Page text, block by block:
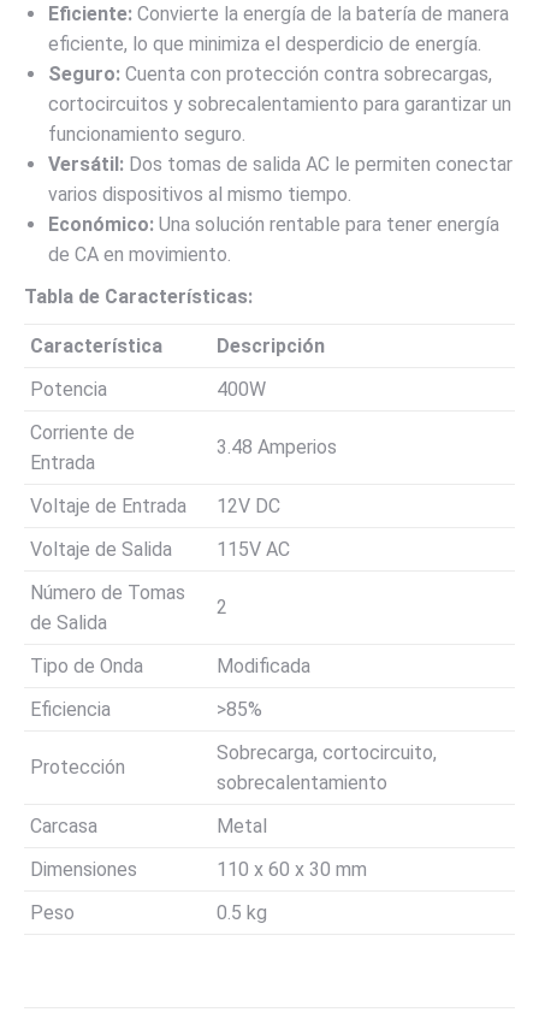
Eficiente: Convierte la energía de la batería de manera
eficiente, lo que minimiza el desperdicio de energía.
Seguro: Cuenta con protección contra sobrecargas,
cortocircuitos y sobrecalentamiento para garantizar un
funcionamiento seguro.
Versátil: Dos tomas de salida AC le permiten conectar
varios dispositivos al mismo tiempo.
Económico: Una solución rentable para tener energía
de CA en movimiento.
Tabla de Características:
Característica
Descripción
Potencia
400W
Corriente de
Entrada
3.48 Amperios
Voltaje de Entrada
12V DC
Voltaje de Salida
115V AC
Número de Tomas
de Salida
2
Tipo de Onda
Modificada
Eficiencia
>85%
Protección
Sobrecarga, cortocircuito,
sobrecalentamiento
Carcasa
Metal
Dimensiones
110 x 60 x 30 mm
Peso
0.5 kg